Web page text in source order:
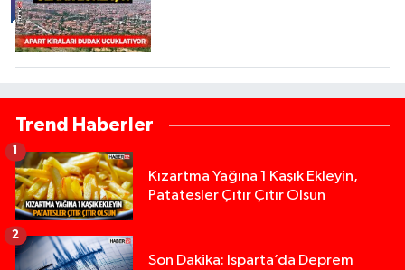
Trend Haberler
Kızartma Yağına 1 Kaşık Ekleyin,
Patatesler Çıtır Çıtır Olsun
1
Son Dakika: Isparta’da Deprem
2